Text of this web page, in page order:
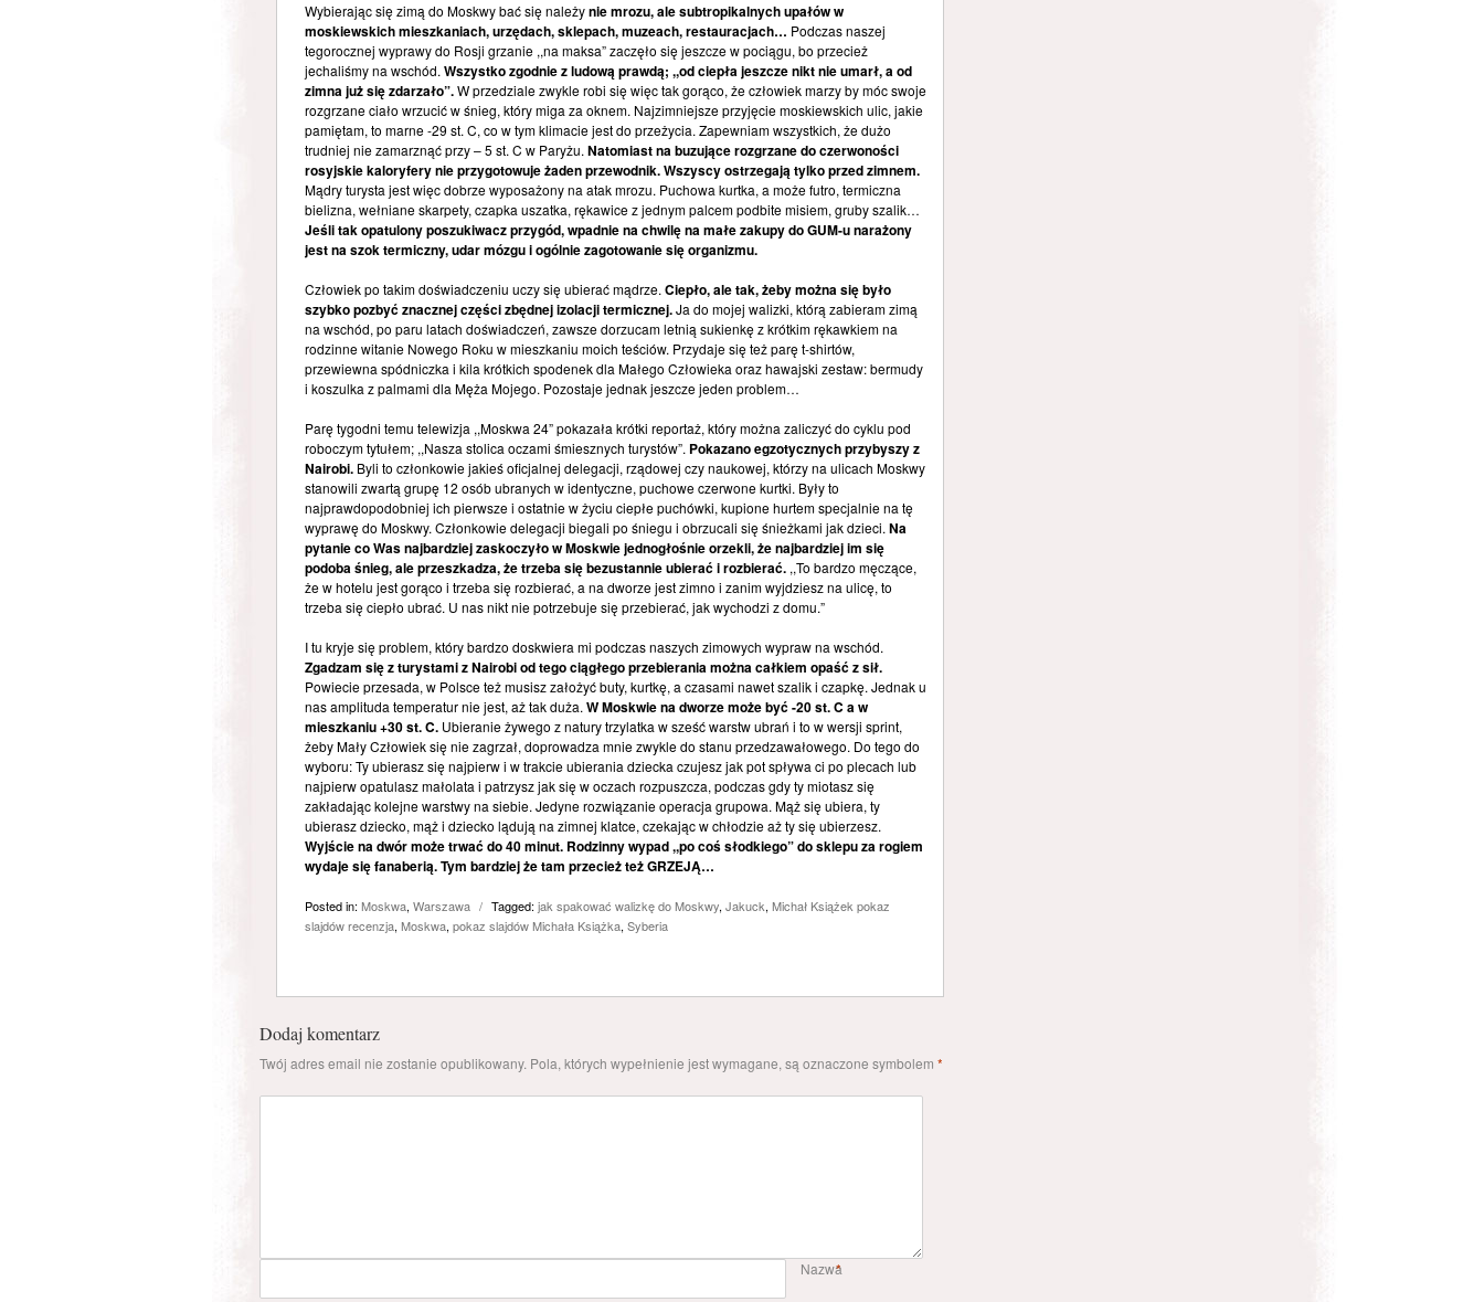
Wybierając się zimą do Moskwy bać się należynie mrozu, ale subtropikalnych upałów w
moskiewskich mieszkaniach, urzędach, sklepach, muzeach, restauracjach… Podczas naszej
tegorocznej wyprawy do Rosji grzanie ,,na maksa” zaczęło się jeszcze w pociągu, bo przecież
jechaliśmy na wschód. Wszystko zgodnie z ludową prawdą; ,,od ciepła jeszcze nikt nie umarł, a od
zimna już się zdarzało”.W przedziale zwykle robi się więc tak gorąco, że człowiek marzy by móc swoje
rozgrzane ciało wrzucić w śnieg, który miga za oknem. Najzimniejsze przyjęcie moskiewskich ulic, jakie
pamiętam, to marne -29 st. C, co w tym klimacie jest do przeżycia. Zapewniam wszystkich, że dużo
trudniej nie zamarznąć przy – 5 st. C w Paryżu. Natomiast na buzujące rozgrzane do czerwoności
rosyjskie kaloryfery nie przygotowuje żaden przewodnik. Wszyscy ostrzegają tylko przed zimnem.
Mądry turysta jest więc dobrze wyposażony na atak mrozu. Puchowa kurtka, a może futro, termiczna
bielizna, wełniane skarpety, czapka uszatka, rękawice z jednym palcem podbite misiem, gruby szalik…
Jeśli tak opatulony poszukiwacz przygód, wpadnie na chwilę na małe zakupy do GUM-u narażony
jest na szok termiczny, udar mózgu i ogólnie zagotowanie się organizmu.
Człowiek po takim doświadczeniu uczy się ubierać mądrze. Ciepło, ale tak, żeby można się było
szybko pozbyć znacznej części zbędnej izolacji termicznej.Ja do mojej walizki, którą zabieram zimą
na wschód, po paru latach doświadczeń, zawsze dorzucam letnią sukienkę z krótkim rękawkiem na
rodzinne witanie Nowego Roku w mieszkaniu moich teściów. Przydaje się też parę t-shirtów,
przewiewna spódniczka i kila krótkich spodenek dla Małego Człowieka oraz hawajski zestaw: bermudy
i koszulka z palmami dla Męża Mojego. Pozostaje jednak jeszcze jeden problem…
Parę tygodni temu telewizja ,,Moskwa 24” pokazała krótki reportaż, który można zaliczyć do cyklu pod
roboczym tytułem; ,,Nasza stolica oczami śmiesznych turystów”. Pokazano egzotycznych przybyszy z
Nairobi. Byli to członkowie jakieś oficjalnej delegacji, rządowej czy naukowej, którzy na ulicach Moskwy
stanowili zwartą grupę 12 osób ubranych w identyczne, puchowe czerwone kurtki. Były to
najprawdopodobniej ich pierwsze i ostatnie w życiu ciepłe puchówki, kupione hurtem specjalnie na tę
wyprawę do Moskwy. Członkowie delegacji biegali po śniegu i obrzucali się śnieżkami jak dzieci. Na
pytanie co Was najbardziej zaskoczyło w Moskwie jednogłośnie orzekli, że najbardziej im się
podoba śnieg, ale przeszkadza, że trzeba się bezustannie ubierać i rozbierać. ,,To bardzo męczące,
że w hotelu jest gorąco i trzeba się rozbierać, a na dworze jest zimno i zanim wyjdziesz na ulicę, to
trzeba się ciepło ubrać. U nas nikt nie potrzebuje się przebierać, jak wychodzi z domu.”
I tu kryje się problem, który bardzo doskwiera mi podczas naszych zimowych wypraw na wschód.
Zgadzam się z turystami z Nairobi od tego ciągłego przebierania można całkiem opaść z sił.
Powiecie przesada, w Polsce też musisz założyć buty, kurtkę, a czasami nawet szalik i czapkę. Jednak u
nas amplituda temperatur nie jest, aż tak duża. W Moskwie na dworze może być -20 st. C a w
mieszkaniu +30 st. C. Ubieranie żywego z natury trzylatka w sześć warstw ubrań i to w wersji sprint,
żeby Mały Człowiek się nie zagrzał, doprowadza mnie zwykle do stanu przedzawałowego. Do tego do
wyboru: Ty ubierasz się najpierw i w trakcie ubierania dziecka czujesz jak pot spływa ci po plecach lub
najpierw opatulasz małolata i patrzysz jak się w oczach rozpuszcza, podczas gdy ty miotasz się
zakładając kolejne warstwy na siebie. Jedyne rozwiązanie operacja grupowa. Mąż się ubiera, ty
ubierasz dziecko, mąż i dziecko lądują na zimnej klatce, czekając w chłodzie aż ty się ubierzesz.
Wyjście na dwór może trwać do 40 minut. Rodzinny wypad ,,po coś słodkiego” do sklepu za rogiem
wydaje się fanaberią. Tym bardziej że tam przecież też GRZEJĄ…
Posted in: Moskwa,Warszawa / Tagged: jak spakować walizkę do Moskwy,Jakuck,Michał Książek pokaz
slajdów recenzja,Moskwa,pokaz slajdów Michała Książka,Syberia
Dodaj komentarz
Twój adres email nie zostanie opublikowany. Pola, których wypełnienie jest wymagane, są oznaczone symbolem *
Nazwa
*